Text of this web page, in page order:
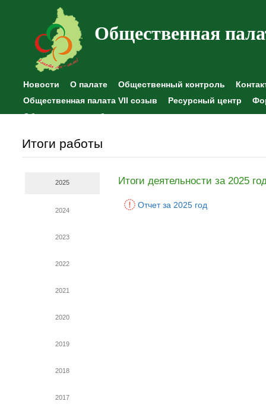
Общественная
Новости О палате Общественный контроль
Общественная палата VII созыв
Ресурсный центр
Общественные наблюдения
Итоги работы
2025
2024
2023
2022
2021
2020
2019
2018
2017
Итоги деятельности за 2025
Отчет за 2025 год